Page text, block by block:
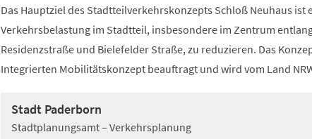
Das Hauptziel des Stadtteilverkehrskonzepts Schloß Neuhaus ist
Verkehrsbelastung im Stadtteil, insbesondere im Zentrum
Residenzstraße und Bielefelder Straße, zu reduzieren. Das
Integrierten Mobilitätskonzept beauftragt und wird vom Land
Stadt Paderborn
Stadtplanungsamt – Verkehrsplanung